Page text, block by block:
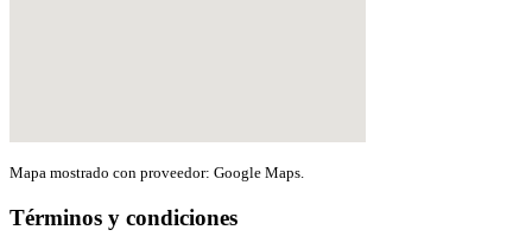
Mapa mostrado con proveedor: Google Maps.
Términos y condiciones